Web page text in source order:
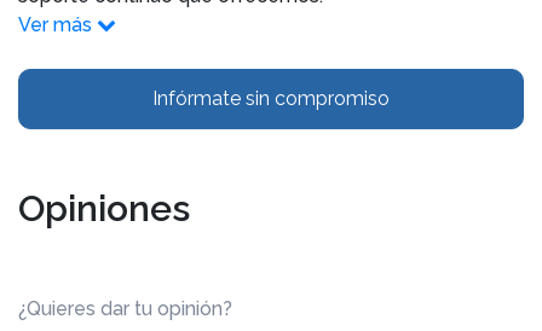
Ver más
Infórmate sin compromiso
Opiniones
¿Quieres dar tu opinión?